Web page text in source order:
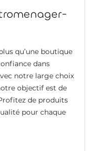
qu’une boutique
dans
notre large choix
objectif est de
de produits
pour chaque